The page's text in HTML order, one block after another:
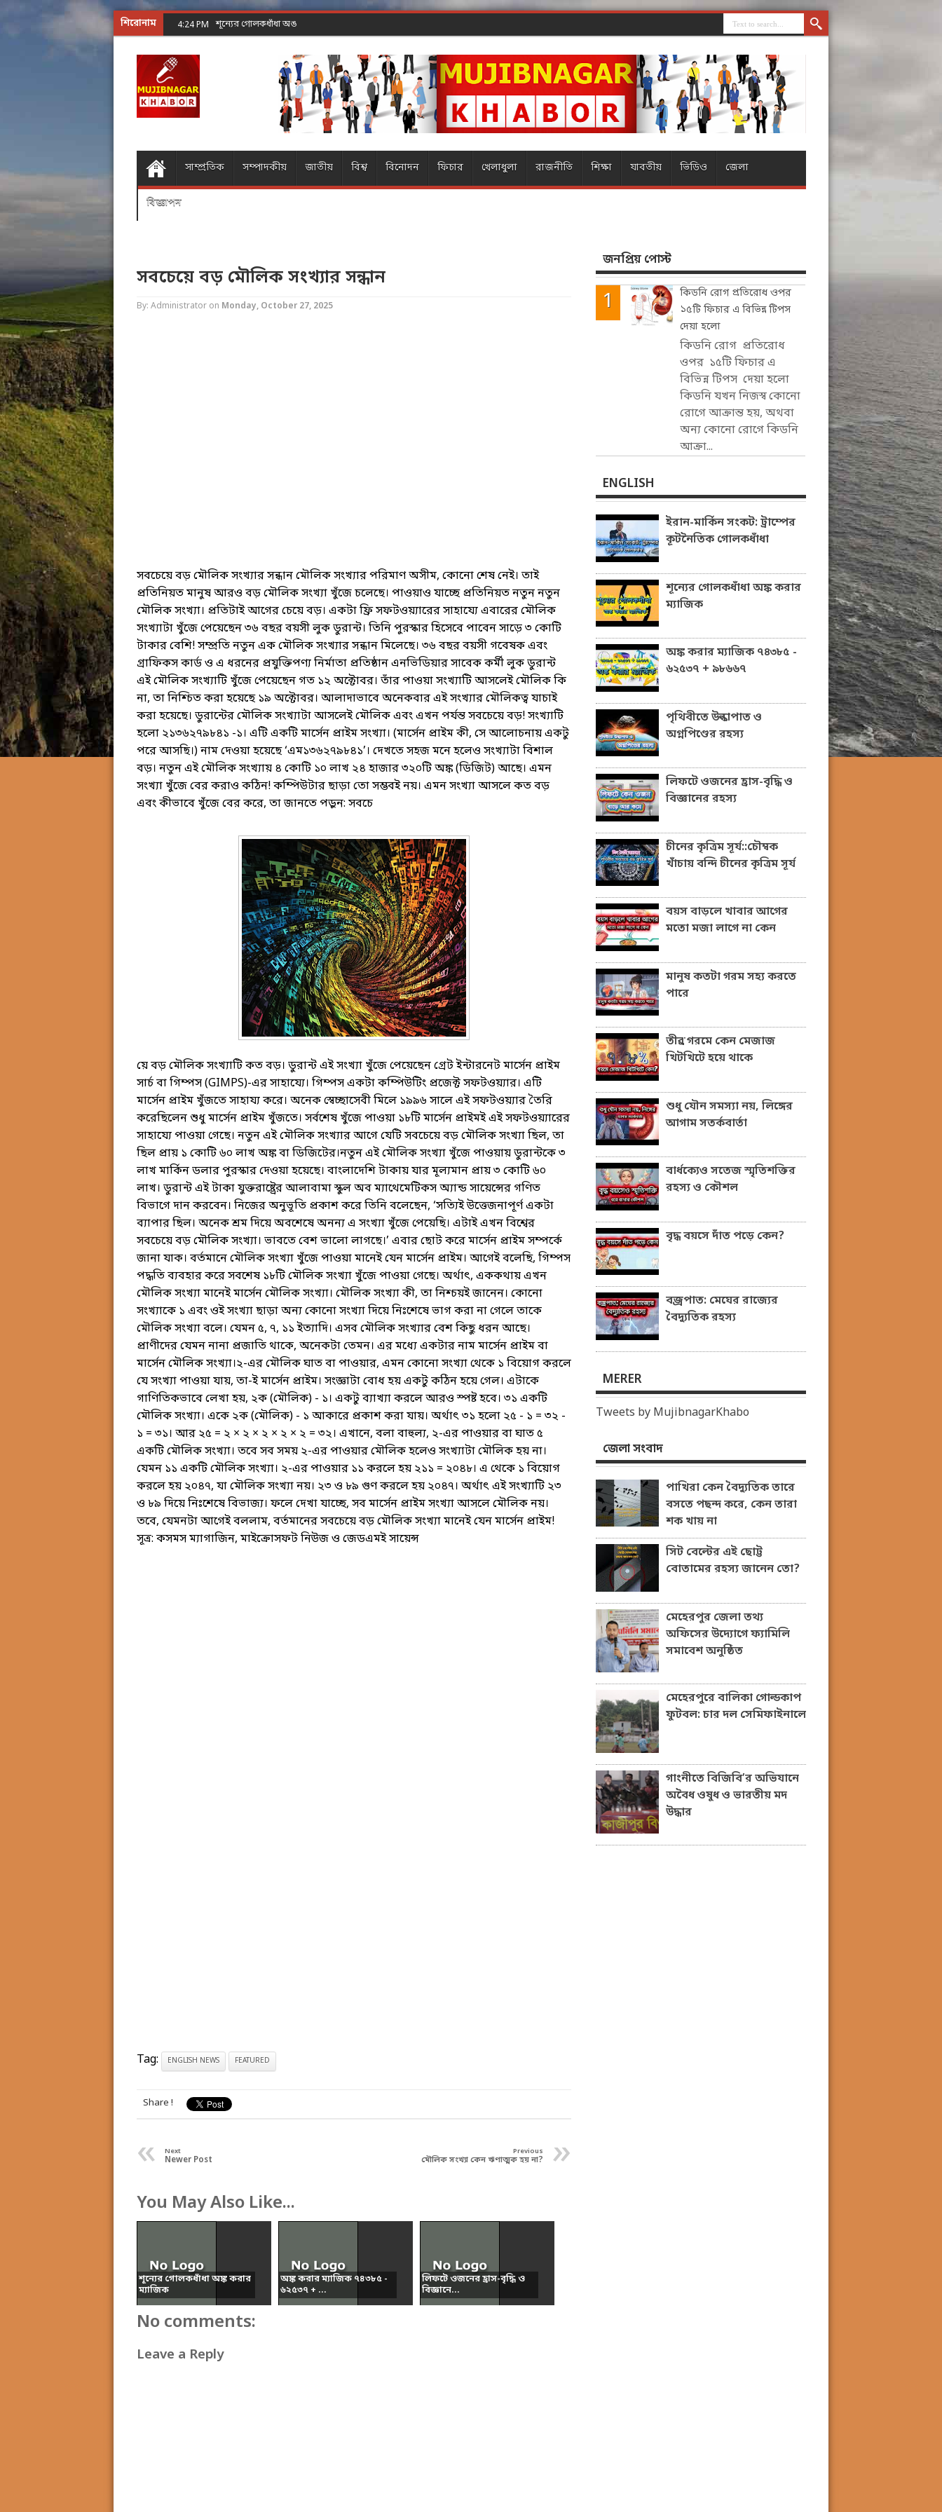
শিরোনাম 4:24 PM শূন্যের গোলকধাঁধা অঙ্ক করার ম্যাজিক
সাম্প্রতিক সম্পাদকীয় জাতীয় বিশ্ব বিনোদন ফিচার খেলাধুলা রাজনীতি শিক্ষা যাবতীয় ভিডিও জেলা
বিজ্ঞাপন
সবচেয়ে বড় মৌলিক সংখ্যার সন্ধান
By: Administrator on Monday, October 27, 2025
সবচেয়ে বড় মৌলিক সংখ্যার সন্ধান মৌলিক সংখ্যার পরিমাণ অসীম, কোনো শেষ নেই। তাই
প্রতিনিয়ত মানুষ আরও বড় মৌলিক সংখ্যা খুঁজে চলেছে। পাওয়াও যাচ্ছে প্রতিনিয়ত নতুন নতুন
মৌলিক সংখ্যা। প্রতিটাই আগের চেয়ে বড়। একটা ফ্রি সফটওয়্যারের সাহায্যে এবারের মৌলিক
সংখ্যাটা খুঁজে পেয়েছেন ৩৬ বছর বয়সী লুক ডুরান্ট। তিনি পুরস্কার হিসেবে পাবেন সাড়ে ৩ কোটি
টাকার বেশি! সম্প্রতি নতুন এক মৌলিক সংখ্যার সন্ধান মিলেছে। ৩৬ বছর বয়সী গবেষক এবং
গ্রাফিকস কার্ড ও এ ধরনের প্রযুক্তিপণ্য নির্মাতা প্রতিষ্ঠান এনভিডিয়ার সাবেক কর্মী লুক ডুরান্ট
এই মৌলিক সংখ্যাটি খুঁজে পেয়েছেন গত ১২ অক্টোবর। তাঁর পাওয়া সংখ্যাটি আসলেই মৌলিক কি
না, তা নিশ্চিত করা হয়েছে ১৯ অক্টোবর। আলাদাভাবে অনেকবার এই সংখ্যার মৌলিকত্ব যাচাই
করা হয়েছে। ডুরান্টের মৌলিক সংখ্যাটা আসলেই মৌলিক এবং এখন পর্যন্ত সবচেয়ে বড়! সংখ্যাটি
হলো ২১৩৬২৭৯৮৪১ -১। এটি একটি মার্সেন প্রাইম সংখ্যা। (মার্সেন প্রাইম কী, সে আলোচনায় একটু
পরে আসছি।) নাম দেওয়া হয়েছে ‘এম১৩৬২৭৯৮৪১’। দেখতে সহজ মনে হলেও সংখ্যাটা বিশাল
বড়। নতুন এই মৌলিক সংখ্যায় ৪ কোটি ১০ লাখ ২৪ হাজার ৩২০টি অঙ্ক (ডিজিট) আছে। এমন
সংখ্যা খুঁজে বের করাও কঠিন! কম্পিউটার ছাড়া তো সম্ভবই নয়। এমন সংখ্যা আসলে কত বড়
এবং কীভাবে খুঁজে বের করে, তা জানতে পড়ুন: সবচে
য়ে বড় মৌলিক সংখ্যাটি কত বড়। ডুরান্ট এই সংখ্যা খুঁজে পেয়েছেন গ্রেট ইন্টারনেট মার্সেন প্রাইম
সার্চ বা গিম্পস (GIMPS)-এর সাহায্যে। গিম্পস একটা কম্পিউটিং প্রজেক্ট সফটওয়্যার। এটি
মার্সেন প্রাইম খুঁজতে সাহায্য করে। অনেক স্বেচ্ছাসেবী মিলে ১৯৯৬ সালে এই সফটওয়্যার তৈরি
করেছিলেন শুধু মার্সেন প্রাইম খুঁজতে। সর্বশেষ খুঁজে পাওয়া ১৮টি মার্সেন প্রাইমই এই সফটওয়্যারের
সাহায্যে পাওয়া গেছে। নতুন এই মৌলিক সংখ্যার আগে যেটি সবচেয়ে বড় মৌলিক সংখ্যা ছিল, তা
ছিল প্রায় ১ কোটি ৬০ লাখ অঙ্ক বা ডিজিটের।নতুন এই মৌলিক সংখ্যা খুঁজে পাওয়ায় ডুরান্টকে ৩
লাখ মার্কিন ডলার পুরস্কার দেওয়া হয়েছে। বাংলাদেশি টাকায় যার মূল্যমান প্রায় ৩ কোটি ৬০
লাখ। ডুরান্ট এই টাকা যুক্তরাষ্ট্রের আলাবামা স্কুল অব ম্যাথেমেটিকস অ্যান্ড সায়েন্সের গণিত
বিভাগে দান করবেন। নিজের অনুভূতি প্রকাশ করে তিনি বলেছেন, ‘সত্যিই উত্তেজনাপূর্ণ একটা
ব্যাপার ছিল। অনেক শ্রম দিয়ে অবশেষে অনন্য এ সংখ্যা খুঁজে পেয়েছি। এটাই এখন বিশ্বের
সবচেয়ে বড় মৌলিক সংখ্যা। ভাবতে বেশ ভালো লাগছে।’ এবার ছোট করে মার্সেন প্রাইম সম্পর্কে
জানা যাক। বর্তমানে মৌলিক সংখ্যা খুঁজে পাওয়া মানেই যেন মার্সেন প্রাইম। আগেই বলেছি, গিম্পস
পদ্ধতি ব্যবহার করে সবশেষ ১৮টি মৌলিক সংখ্যা খুঁজে পাওয়া গেছে। অর্থাৎ, এককথায় এখন
মৌলিক সংখ্যা মানেই মার্সেন মৌলিক সংখ্যা। মৌলিক সংখ্যা কী, তা নিশ্চয়ই জানেন। কোনো
সংখ্যাকে ১ এবং ওই সংখ্যা ছাড়া অন্য কোনো সংখ্যা দিয়ে নিঃশেষে ভাগ করা না গেলে তাকে
মৌলিক সংখ্যা বলে। যেমন ৫, ৭, ১১ ইত্যাদি। এসব মৌলিক সংখ্যার বেশ কিছু ধরন আছে।
প্রাণীদের যেমন নানা প্রজাতি থাকে, অনেকটা তেমন। এর মধ্যে একটার নাম মার্সেন প্রাইম বা
মার্সেন মৌলিক সংখ্যা।২-এর মৌলিক ঘাত বা পাওয়ার, এমন কোনো সংখ্যা থেকে ১ বিয়োগ করলে
যে সংখ্যা পাওয়া যায়, তা-ই মার্সেন প্রাইম। সংজ্ঞাটা বোধ হয় একটু কঠিন হয়ে গেল। এটাকে
গাণিতিকভাবে লেখা হয়, ২ক (মৌলিক) - ১। একটু ব্যাখ্যা করলে আরও স্পষ্ট হবে। ৩১ একটি
মৌলিক সংখ্যা। একে ২ক (মৌলিক) - ১ আকারে প্রকাশ করা যায়। অর্থাৎ ৩১ হলো ২৫ - ১ = ৩২ -
১ = ৩১। আর ২৫ = ২ × ২ × ২ × ২ × ২ = ৩২। এখানে, বলা বাহুল্য, ২-এর পাওয়ার বা ঘাত ৫
একটি মৌলিক সংখ্যা। তবে সব সময় ২-এর পাওয়ার মৌলিক হলেও সংখ্যাটা মৌলিক হয় না।
যেমন ১১ একটি মৌলিক সংখ্যা। ২-এর পাওয়ার ১১ করলে হয় ২১১ = ২০৪৮। এ থেকে ১ বিয়োগ
করলে হয় ২০৪৭, যা মৌলিক সংখ্যা নয়। ২৩ ও ৮৯ গুণ করলে হয় ২০৪৭। অর্থাৎ এই সংখ্যাটি ২৩
ও ৮৯ দিয়ে নিঃশেষে বিভাজ্য। ফলে দেখা যাচ্ছে, সব মার্সেন প্রাইম সংখ্যা আসলে মৌলিক নয়।
তবে, যেমনটা আগেই বললাম, বর্তমানের সবচেয়ে বড় মৌলিক সংখ্যা মানেই যেন মার্সেন প্রাইম!
সূত্র: কসমস ম্যাগাজিন, মাইক্রোসফট নিউজ ও জেডএমই সায়েন্স
Tag: ENGLISH NEWS FEATURED
Share !
« Next
Newer Post »
Previous
মৌলিক সংখ্যা কেন ঋণাত্মক হয় না?
You May Also Like...
শূন্যের গোলকধাঁধা অঙ্ক করার
ম্যাজিক
অঙ্ক করার ম্যাজিক ৭৪৩৮৫ -
৬২৫৩৭ + ...
লিফটে ওজনের হ্রাস-বৃদ্ধি ও
বিজ্ঞানে...
No comments:
Leave a Reply
জনপ্রিয় পোস্ট
কিডনি রোগ প্রতিরোধ ওপর
১৫টি ফিচার এ বিভিন্ন টিপস
দেয়া হলো
কিডনি রোগ প্রতিরোধ
ওপর ১৫টি ফিচার এ
বিভিন্ন টিপস দেয়া হলো
কিডনি যখন নিজস্ব কোনো
রোগে আক্রান্ত হয়, অথবা
অন্য কোনো রোগে কিডনি
আক্রা...
ENGLISH
ইরান-মার্কিন সংকট: ট্রাম্পের
কূটনৈতিক গোলকধাঁধা
শূন্যের গোলকধাঁধা অঙ্ক করার
ম্যাজিক
অঙ্ক করার ম্যাজিক ৭৪৩৮৫ -
৬২৫৩৭ + ৯৮৬৬৭
পৃথিবীতে উল্কাপাত ও
অগ্নপিণ্ডের রহস্য
লিফটে ওজনের হ্রাস-বৃদ্ধি ও
বিজ্ঞানের রহস্য
চীনের কৃত্রিম সূর্য::চৌম্বক
খাঁচায় বন্দি চীনের কৃত্রিম সূর্য
বয়স বাড়লে খাবার আগের
মতো মজা লাগে না কেন
মানুষ কতটা গরম সহ্য করতে
পারে
তীব্র গরমে কেন মেজাজ
খিটখিটে হয়ে থাকে
শুধু যৌন সমস্যা নয়, লিঙ্গের
আগাম সতর্কবার্তা
বার্ধক্যেও সতেজ স্মৃতিশক্তির
রহস্য ও কৌশল
বৃদ্ধ বয়সে দাঁত পড়ে কেন?
বজ্রপাত: মেঘের রাজ্যের
বৈদ্যুতিক রহস্য
MERER
Tweets by MujibnagarKhabo
জেলা সংবাদ
পাখিরা কেন বৈদ্যুতিক তারে
বসতে পছন্দ করে, কেন তারা
শক খায় না
সিট বেল্টের এই ছোট্ট
বোতামের রহস্য জানেন তো?
মেহেরপুর জেলা তথ্য
অফিসের উদ্যোগে ফ্যামিলি
সমাবেশ অনুষ্ঠিত
মেহেরপুরে বালিকা গোল্ডকাপ
ফুটবল: চার দল সেমিফাইনালে
গাংনীতে বিজিবি’র অভিযানে
অবৈধ ওষুধ ও ভারতীয় মদ
উদ্ধার